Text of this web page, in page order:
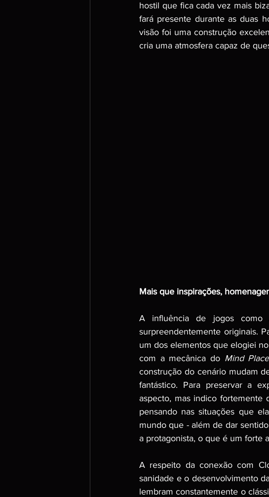
hostil que fica cada vez mais
fará presente durante as duas
visão foi uma construção
cria uma atmosfera capaz de
Mais que inspirações,
A influência de jogos
surpreendentemente originais.
um dos elementos que elogiei
com a mecânica do Mind Place
construção do cenário mudam
fantástico. Para preservar a
aspecto, mas indico fortemente
pensando nas situações que
mundo que - além de dar
a protagonista, o que é um forte
A respeito da conexão com
sanidade e o desenvolvimento
lembram constantemente o